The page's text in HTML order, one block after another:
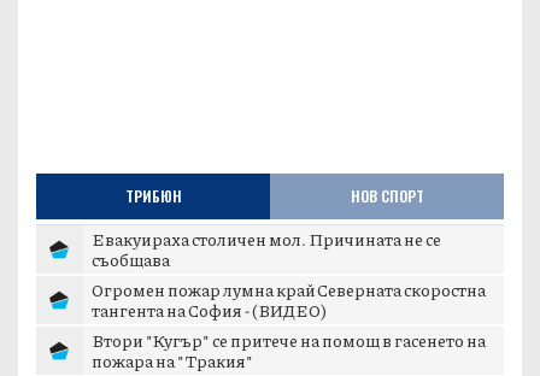
ТРИБЮН НОВ СПОРТ
Евакуираха столичен мол. Причината не се
съобщава
Огромен пожар лумна край Северната скоростна
тангента на София - (ВИДЕО)
Втори "Кугър" се притече на помощ в гасенето на
пожара на "Тракия"